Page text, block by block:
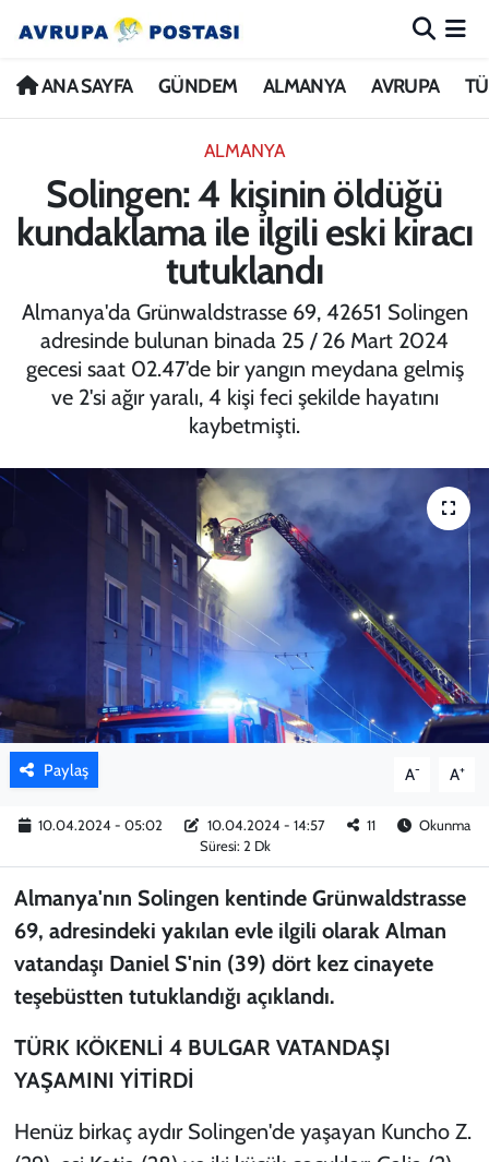
ANA SAYFA GÜNDEM ALMANYA AVRUPA
ALMANYA
Solingen: 4 kişinin öldüğü
kundaklama ile ilgili eski kiracı
tutuklandı
Almanya'da Grünwaldstrasse 69, 42651 Solingen
adresinde bulunan binada 25 / 26 Mart 2024
gecesi saat 02.47’de bir yangın meydana gelmiş
ve 2'si ağır yaralı, 4 kişi feci şekilde hayatını
kaybetmişti.
Paylaş A- A+
10.04.2024 - 05:02 10.04.2024 - 14:57 11
Okunma
Süresi: 2 Dk
Almanya'nın Solingen kentinde Grünwaldstrasse
69, adresindeki yakılan evle ilgili olarak Alman
vatandaşı Daniel S'nin (39) dört kez cinayete
teşebüstten tutuklandığı açıklandı.
TÜRK KÖKENLİ 4 BULGAR VATANDAŞI
YAŞAMINI YİTİRDİ
Henüz birkaç aydır Solingen'de yaşayan Kuncho Z.
ANA SAYFA
ALMANYA
AVRUPA
TÜRKİYE
DÜNYA
KÜLTÜR
SPOR
KADIN
YAZARLAR
Nöbetçi Eczaneler
İstanbul Namaz Vakitleri
Trafik Durumu
Avrupa Ligi Puan Durumu ve Fikstür
Tüm Manşetler
Son Dakika Haberleri
Haber Arşivi